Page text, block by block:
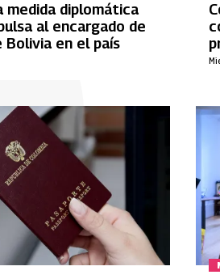
medida diplomática
al encargado de
Bolivia en el país